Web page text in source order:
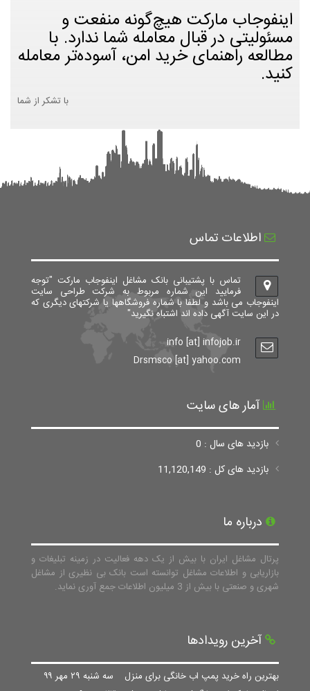
اینفوجاب مارکت هیچ‌گونه منفعت و
مسئولیتی در قبال معامله شما ندارد. با
مطالعه راهنمای خرید امن، آسوده‌تر معامله
کنید.
با تشکر از شما
اطلاعات تماس
تماس با پشتیبانی بانک مشاغل اینفوجاب مارکت "توجه
فرمایید این شماره مربوط به شرکت طراحی سایت
اینفوجاب می باشد و لطفا با شماره فروشگاهها یا شرکتهای دیگری که
در این سایت آگهی داده اند اشتباه نگیرید"
info [at] infojob.ir
Drsmsco [at] yahoo.com
آمار های سایت
بازدید های سال : 0
بازدید های کل : 11,120,149
درباره ما
پرتال مشاغل ایران با بیش از یک دهه فعالیت در زمینه تبلیغات و
بازاریابی و اطلاعات مشاغل توانسته است بانک بی نظیری از مشاغل
شهری و صنعتی با بیش از 3 میلیون اطلاعات جمع آوری نماید.
آخرین رویدادها
بهترین راه خرید پمپ اب خانگی برای منزل سه شنبه ۲۹ مهر ۹۹